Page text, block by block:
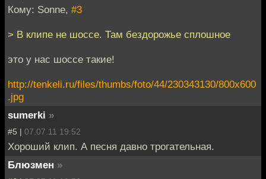
Кому: Sonne, #3
> В клипе не шоссе. Там бездорожье сплошное
это у нас шоссе такие!
http://tenkeli.ru/files/thumbs/foto/44/230343130/800x600
.jpg
sumerki »
#5 | 07.07.11 19:52
Хороший клип. А песня давно трогательная.
Блюзмен »